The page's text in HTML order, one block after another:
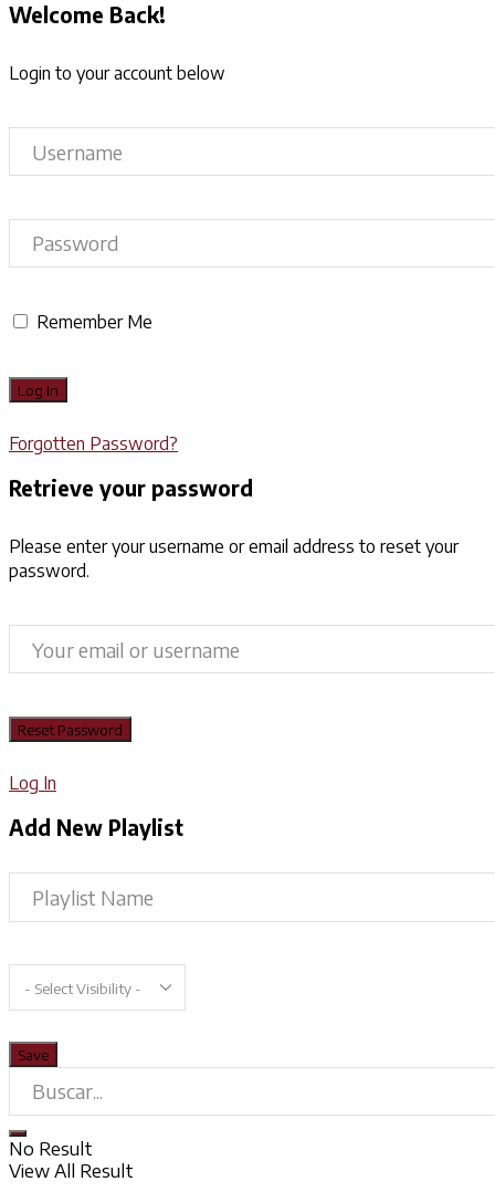
Welcome Back!
Login to your account below
Remember Me
Forgotten Password?
Retrieve your password
Please enter your username or email address to reset your
password.
Log In
Add New Playlist
No Result
View All Result